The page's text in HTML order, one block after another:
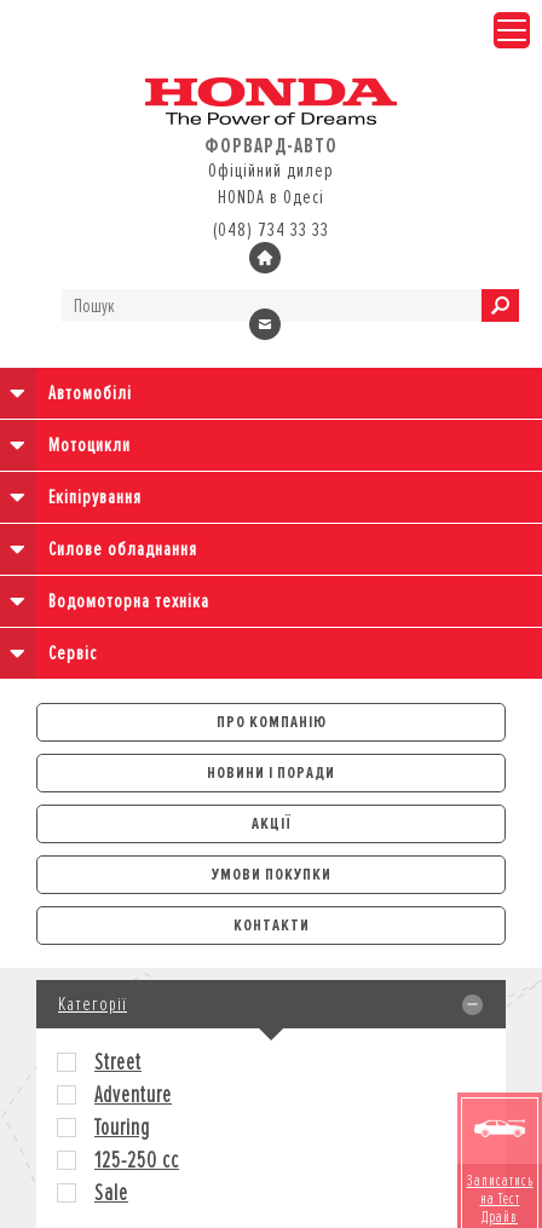
ФОРВАРД-АВТО
Офіційний дилер
HONDA в Одесі
(048) 734 33 33
Автомобілі
Мотоцикли
Екіпірування
Силове обладнання
Водомоторна техніка
Сервіс
ПРО КОМПАНІЮ
НОВИНИ І ПОРАДИ
АКЦІЇ
УМОВИ ПОКУПКИ
АВТОМОБІЛІ
ЛІЗИНГ
КРЕДИТ
СТРАХУВАННЯ
КОРПОРАТИВНИМ КЛІЄНТАМ
МОТОЦИКЛИ
КРЕДИТ
СТРАХУВАННЯ
КОРПОРАТИВНИМ КЛІЄНТАМ
КОНТАКТИ
Записатись
на Тест
Драйв
Категорії
Street
Adventure
Touring
125-250 cc
Sale